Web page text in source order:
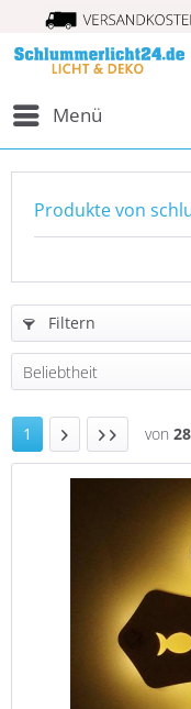
Menü
Produkte von
Filtern
1 von 28